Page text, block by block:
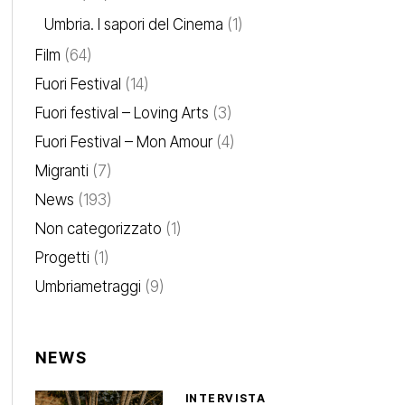
Umbria. I sapori del Cinema (1)
Film (64)
Fuori Festival (14)
Fuori festival – Loving Arts (3)
Fuori Festival – Mon Amour(4)
Migranti (7)
News (193)
Non categorizzato (1)
Progetti (1)
Umbriametraggi (9)
NEWS
INTERVISTA